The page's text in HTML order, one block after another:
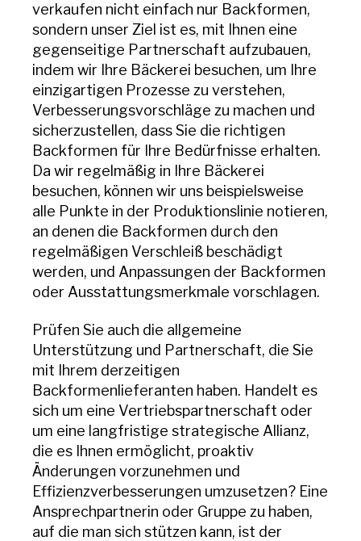
verkaufen nicht einfach nur Backformen,
sondern unser Ziel ist es, mit Ihnen eine
gegenseitige Partnerschaft aufzubauen,
indem wir Ihre Bäckerei besuchen, um Ihre
einzigartigen Prozesse zu verstehen,
Verbesserungsvorschläge zu machen und
sicherzustellen, dass Sie die richtigen
Backformen für Ihre Bedürfnisse erhalten.
Da wir regelmäßig in Ihre Bäckerei
besuchen, können wir uns beispielsweise
alle Punkte in der Produktionslinie notieren,
an denen die Backformen durch den
regelmäßigen Verschleiß beschädigt
werden, und Anpassungen der Backformen
oder Ausstattungsmerkmale vorschlagen.
Prüfen Sie auch die allgemeine
Unterstützung und Partnerschaft, die Sie
mit Ihrem derzeitigen
Backformenlieferanten haben. Handelt es
sich um eine Vertriebspartnerschaft oder
um eine langfristige strategische Allianz,
die es Ihnen ermöglicht, proaktiv
Änderungen vorzunehmen und
Effizienzverbesserungen umzusetzen? Eine
Ansprechpartnerin oder Gruppe zu haben,
auf die man sich stützen kann, ist der